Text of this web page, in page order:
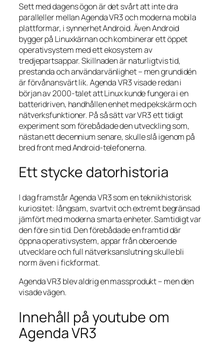
Sett med dagens ögon är det svårt att inte dra
paralleller mellan Agenda VR3 och moderna mobila
plattformar, i synnerhet Android. Även Android
bygger på Linuxkärnan och kombinerar ett öppet
operativsystem med ett ekosystem av
tredjepartsappar. Skillnaden är naturligtvis tid,
prestanda och användarvänlighet – men grundidén
är förvånansvärt lik. Agenda VR3 visade redan i
början av 2000‑talet att Linux kunde fungera i en
batteridriven, handhållen enhet med pekskärm och
nätverksfunktioner. På så sätt var VR3 ett tidigt
experiment som förebådade den utveckling som,
nästan ett decennium senare, skulle slå igenom på
bred front med Android‑telefonerna.
Ett stycke datorhistoria
I dag framstår Agenda VR3 som en teknikhistorisk
kuriositet: långsam, svartvit och extremt begränsad
jämfört med moderna smarta enheter. Samtidigt var
den före sin tid. Den förebådade en framtid där
öppna operativsystem, appar från oberoende
utvecklare och full nätverksanslutning skulle bli
norm även i fickformat.
Agenda VR3 blev aldrig en massprodukt – men den
visade vägen.
Innehåll på youtube om
Agenda VR3